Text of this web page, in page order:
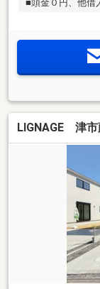
■頭金０円、他借
LIGNAGE 津